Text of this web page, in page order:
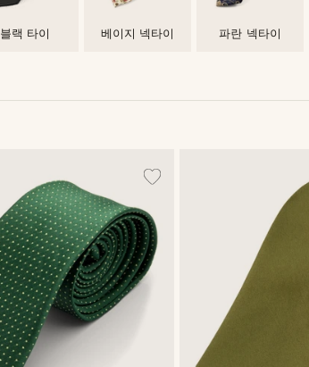
블랙 타이 베이지 넥타이 파란 넥타이